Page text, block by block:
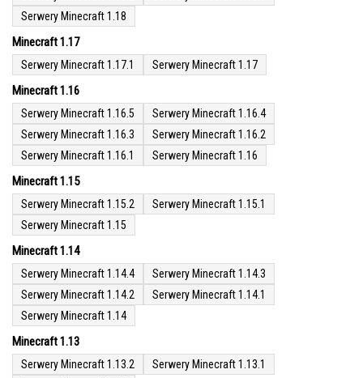
Serwery Minecraft 1.18
Minecraft 1.17
Serwery Minecraft 1.17.1 Serwery Minecraft 1.17
Minecraft 1.16
Serwery Minecraft 1.16.5
Serwery Minecraft 1.16.4
Serwery Minecraft 1.16.3
Serwery Minecraft 1.16.2
Serwery Minecraft 1.16.1
Serwery Minecraft 1.16
Minecraft 1.15
Serwery Minecraft 1.15.2
Serwery Minecraft 1.15.1
Serwery Minecraft 1.15
Minecraft 1.14
Serwery Minecraft 1.14.4
Serwery Minecraft 1.14.3
Serwery Minecraft 1.14.2
Serwery Minecraft 1.14.1
Serwery Minecraft 1.14
Minecraft 1.13
Serwery Minecraft 1.13.2
Serwery Minecraft 1.13.1